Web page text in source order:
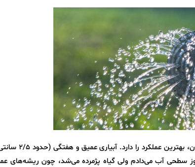
بوک چوی در خاکی با رطوبت یکنواخت، اما بدون خیس
سطحی آب می‌دادم ولی گیاه پژمرده می‌شد، چون ریشه‌های